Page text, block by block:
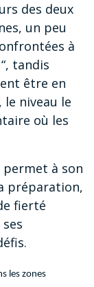
des deux
un peu
à
tandis
être en
le niveau le
où les
à son
préparation,
fierté
les zones